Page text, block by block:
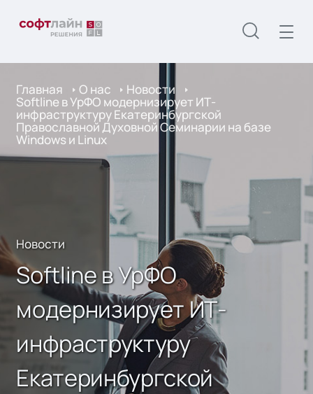
Главная О нас Новости
Softline в УрФО модернизирует ИТ-
инфраструктуру Екатеринбургской
Православной Духовной Семинарии на базе
Windows и Linux
Новости
Softline в УрФО
модернизирует ИТ-
инфраструктуру
Екатеринбургской